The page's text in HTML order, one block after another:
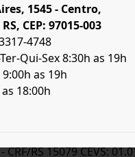
1545 - Centro,
CEP: 97015-003
4748
Qui-Sex 8:30h as 19h
as 19h
18:00h
RS 15079 CEVS: